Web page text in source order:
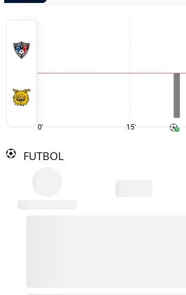
0' 15'
FUTBOL